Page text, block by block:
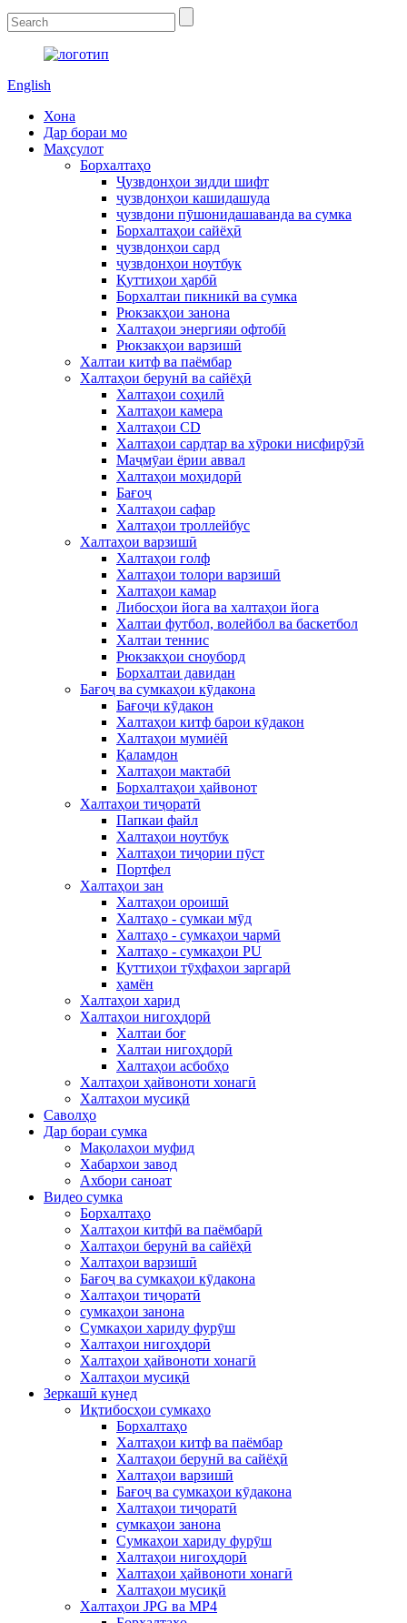
English
Хона
Дар бораи мо
Маҳсулот
Борхалтаҳо
Ҷузвдонҳои зидди шифт
ҷузвдонҳои кашидашуда
ҷузвдони пӯшонидашаванда ва сумка
Борхалтаҳои сайёҳӣ
ҷузвдонҳои сард
ҷузвдонҳои ноутбук
Қуттиҳои ҳарбӣ
Борхалтаи пикникӣ ва сумка
Рюкзакҳои занона
Халтаҳои энергияи офтобӣ
Рюкзакҳои варзишӣ
Халтаи китф ва паёмбар
Халтаҳои берунӣ ва сайёҳӣ
Халтаҳои соҳилӣ
Халтаҳои камера
Халтаҳои CD
Халтаҳои сардтар ва хӯроки нисфирӯзӣ
Маҷмӯаи ёрии аввал
Халтаҳои моҳидорӣ
Бағоҷ
Халтаҳои сафар
Халтаҳои троллейбус
Халтаҳои варзишӣ
Халтаҳои голф
Халтаҳои толори варзишӣ
Халтаҳои камар
Либосҳои йога ва халтаҳои йога
Халтаи футбол, волейбол ва баскетбол
Халтаи теннис
Рюкзакҳои сноуборд
Борхалтаи давидан
Бағоҷ ва сумкаҳои кӯдакона
Бағоҷи кӯдакон
Халтаҳои китф барои кӯдакон
Халтаҳои мумиёӣ
Қаламдон
Халтаҳои мактабӣ
Борхалтаҳои ҳайвонот
Халтаҳои тиҷоратӣ
Папкаи файл
Халтаҳои ноутбук
Халтаҳои тиҷории пӯст
Портфел
Халтаҳои зан
Халтаҳои ороишӣ
Халтаҳо - сумкаи мӯд
Халтаҳо - сумкаҳои чармӣ
Халтаҳо - сумкаҳои PU
Қуттиҳои тӯҳфаҳои заргарӣ
ҳамён
Халтаҳои харид
Халтаҳои нигоҳдорӣ
Халтаи боғ
Халтаи нигоҳдорӣ
Халтаҳои асбобҳо
Халтаҳои ҳайвоноти хонагӣ
Халтаҳои мусиқӣ
Саволҳо
Дар бораи сумка
Мақолаҳои муфид
Хабархои завод
Ахбори саноат
Видео сумка
Борхалтаҳо
Халтаҳои китфӣ ва паёмбарӣ
Халтаҳои берунӣ ва сайёҳӣ
Халтаҳои варзишӣ
Бағоҷ ва сумкаҳои кӯдакона
Халтаҳои тиҷоратӣ
сумкаҳои занона
Сумкаҳои хариду фурӯш
Халтаҳои нигоҳдорӣ
Халтаҳои ҳайвоноти хонагӣ
Халтаҳои мусиқӣ
Зеркашӣ кунед
Иқтибосҳои сумкаҳо
Борхалтаҳо
Халтаҳои китф ва паёмбар
Халтаҳои берунӣ ва сайёҳӣ
Халтаҳои варзишӣ
Бағоҷ ва сумкаҳои кӯдакона
Халтаҳои тиҷоратӣ
сумкаҳои занона
Сумкаҳои хариду фурӯш
Халтаҳои нигоҳдорӣ
Халтаҳои ҳайвоноти хонагӣ
Халтаҳои мусиқӣ
Халтаҳои JPG ва MP4